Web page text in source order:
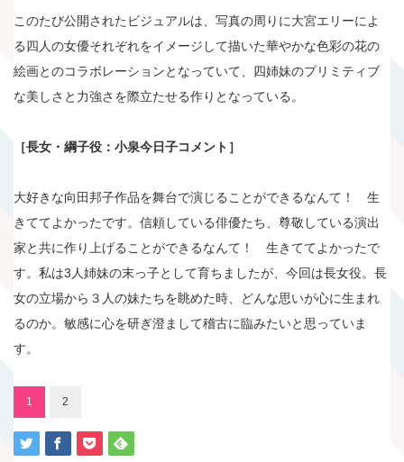
このたび公開されたビジュアルは、写真の周りに大宮エリーによ
る四人の女優それぞれをイメージして描いた華やかな色彩の花の
絵画とのコラボレーションとなっていて、四姉妹のプリミティブ
な美しさと力強さを際立たせる作りとなっている。
［長女・綱子役：小泉今日子コメント］
大好きな向田邦子作品を舞台で演じることができるなんて！ 生
きててよかったです。信頼している俳優たち、尊敬している演出
家と共に作り上げることができるなんて！ 生きててよかったで
す。私は3人姉妹の末っ子として育ちましたが、今回は長女役。長
女の立場から３人の妹たちを眺めた時、どんな思いが心に生まれ
るのか。敏感に心を研ぎ澄まして稽古に臨みたいと思っていま
す。
1 2